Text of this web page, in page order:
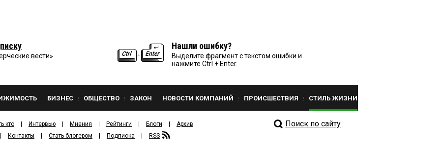
вести»
Нашли ошибку?
Выделите фрагмент с текстом ошибки и
нажмите Ctrl + Enter.
БИЗНЕС ОБЩЕСТВО ЗАКОН НОВОСТИ КОМПАНИЙ ПРОИСШЕСТВИЯ СТИЛЬ ЖИЗНИ
кто Интервью Мнения Рейтинги Блоги
Архив
Контакты Стать блогером Подписка RSS
Поиск по сайту